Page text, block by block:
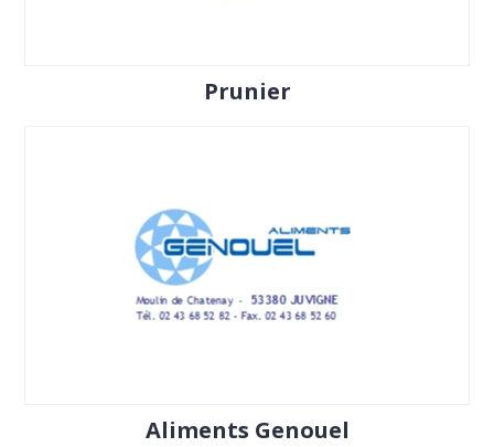
Prunier
Aliments Genouel